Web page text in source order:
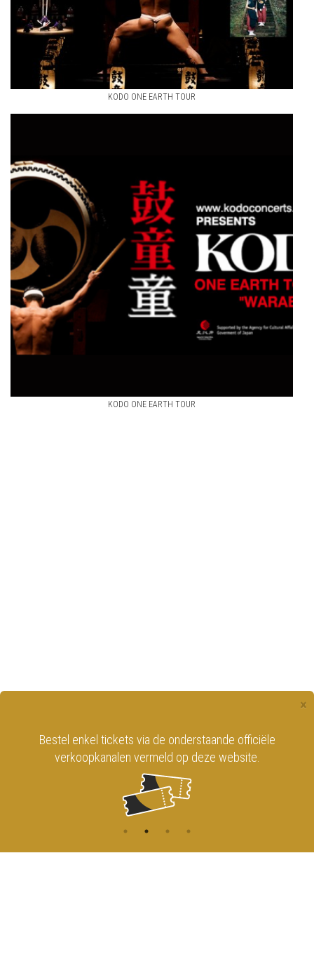
KODO ONE EARTH TOUR
KODO ONE EARTH TOUR
×
Bestel enkel tickets via de onderstaande officiële
verkoopkanalen vermeld op deze website.